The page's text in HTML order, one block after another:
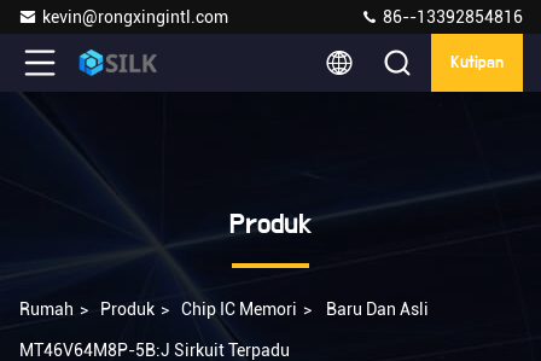
kevin@rongxingintl.com 86--13392854816
Kutipan
Produk
Rumah > Produk > Chip IC Memori > Baru Dan Asli
MT46V64M8P-5B:J Sirkuit Terpadu